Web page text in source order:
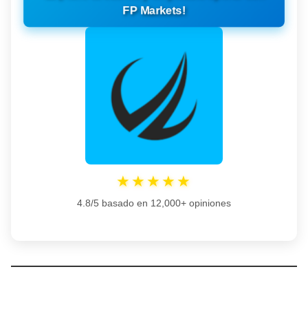
FP Markets!
★★★★★
4.8/5 basado en 12,000+ opiniones